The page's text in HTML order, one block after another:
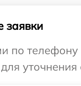
заявки
по телефону